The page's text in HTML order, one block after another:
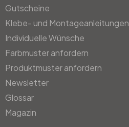
Gutscheine
Klebe- und Montageanleitungen
Individuelle Wünsche
Farbmuster anfordern
Produktmuster anfordern
Newsletter
Glossar
Magazin